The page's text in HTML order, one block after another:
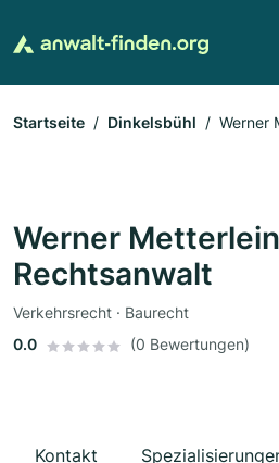
Startseite Dinkelsbühl Werner
Werner Metterlein
Rechtsanwalt
Verkehrsrecht · Baurecht
0.0
(0 Bewertungen)
Kontakt